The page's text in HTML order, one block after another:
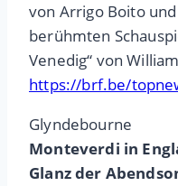
von Arrigo Boito
berühmten
Venedig“ von
https://brf.be/
Glyndebourne
Monteverdi in
Glanz der